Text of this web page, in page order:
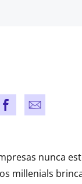
New window
New
nunca
millenials